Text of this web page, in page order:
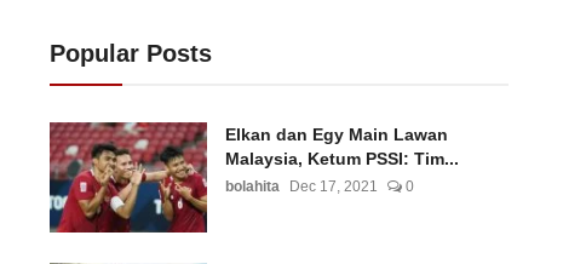
Popular Posts
Elkan dan Egy Main Lawan
Malaysia, Ketum PSSI: Tim...
bolahita Dec 17, 2021 0